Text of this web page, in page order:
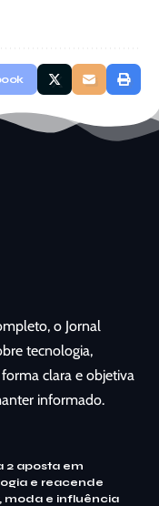
o Jornal
tecnologia,
clara e objetiva
informado.
2 aposta em
e reacende
moda e influência